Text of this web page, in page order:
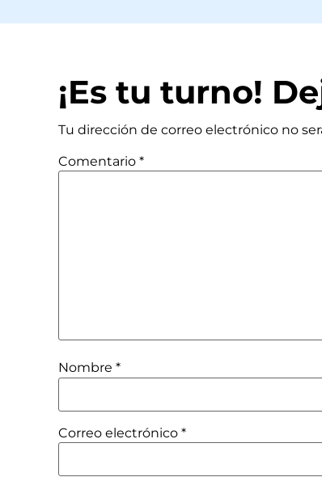
¡Es tu turno!
Tu dirección de correo electrónico no
Comentario *
Nombre *
Correo electrónico *